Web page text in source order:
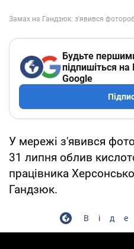
Будьте
підпишіться
Google
У мережі з'явився
31 липня облив
працівника
Гандзюк.